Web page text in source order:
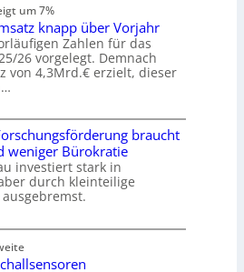
um 7%
knapp über Vorjahr
Zahlen für das
26 vorgelegt. Demnach
von 4,3Mrd.€ erzielt, dieser
braucht
weniger Bürokratie
investiert stark in
durch kleinteilige